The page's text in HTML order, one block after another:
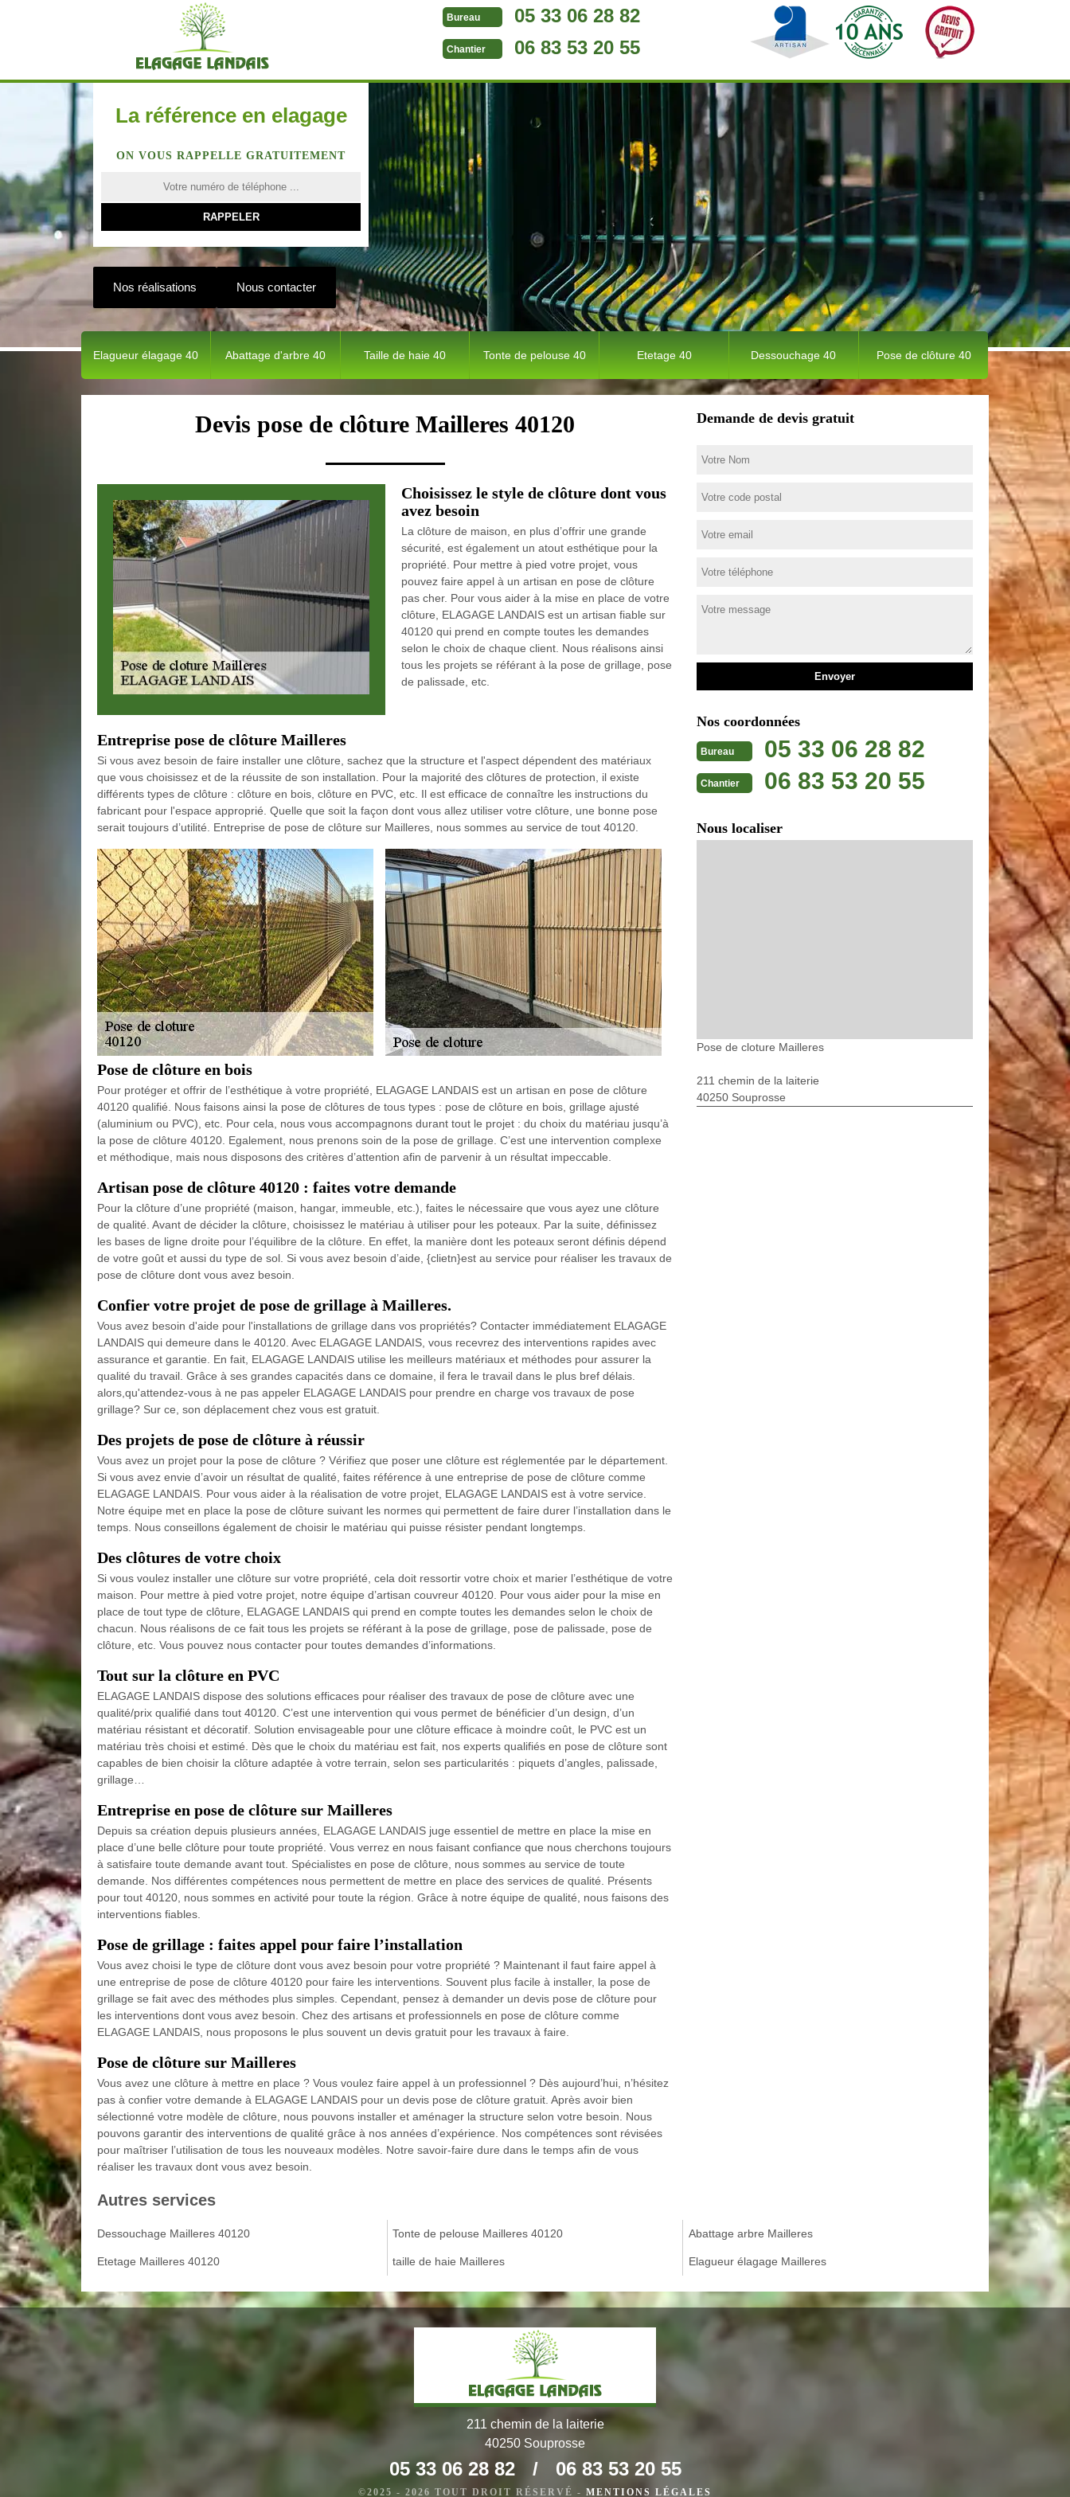
Bureau 05 33 06 28 82
Chantier 06 83 53 20 55
La référence en elagage
ON VOUS RAPPELLE GRATUITEMENT
Nos réalisations Nous contacter
Elagueur élagage 40 Abattage d'arbre 40 Taille de haie 40 Tonte de pelouse 40 Etetage 40 Dessouchage 40 Pose de clôture 40
Devis pose de clôture Mailleres 40120
Choisissez le style de clôture dont vous
avez besoin
La clôture de maison, en plus d’offrir une grande
sécurité, est également un atout esthétique pour la
propriété. Pour mettre à pied votre projet, vous
pouvez faire appel à un artisan en pose de clôture
pas cher. Pour vous aider à la mise en place de votre
clôture, ELAGAGE LANDAIS est un artisan fiable sur
40120 qui prend en compte toutes les demandes
selon le choix de chaque client. Nous réalisons ainsi
tous les projets se référant à la pose de grillage, pose
de palissade, etc.
Entreprise pose de clôture Mailleres
Si vous avez besoin de faire installer une clôture, sachez que la structure et l'aspect dépendent des matériaux
que vous choisissez et de la réussite de son installation. Pour la majorité des clôtures de protection, il existe
différents types de clôture : clôture en bois, clôture en PVC, etc. Il est efficace de connaître les instructions du
fabricant pour l'espace approprié. Quelle que soit la façon dont vous allez utiliser votre clôture, une bonne pose
serait toujours d’utilité. Entreprise de pose de clôture sur Mailleres, nous sommes au service de tout 40120.
Pose de clôture en bois
Pour protéger et offrir de l’esthétique à votre propriété, ELAGAGE LANDAIS est un artisan en pose de clôture
40120 qualifié. Nous faisons ainsi la pose de clôtures de tous types : pose de clôture en bois, grillage ajusté
(aluminium ou PVC), etc. Pour cela, nous vous accompagnons durant tout le projet : du choix du matériau jusqu’à
la pose de clôture 40120. Egalement, nous prenons soin de la pose de grillage. C’est une intervention complexe
et méthodique, mais nous disposons des critères d’attention afin de parvenir à un résultat impeccable.
Artisan pose de clôture 40120 : faites votre demande
Pour la clôture d’une propriété (maison, hangar, immeuble, etc.), faites le nécessaire que vous ayez une clôture
de qualité. Avant de décider la clôture, choisissez le matériau à utiliser pour les poteaux. Par la suite, définissez
les bases de ligne droite pour l’équilibre de la clôture. En effet, la manière dont les poteaux seront définis dépend
de votre goût et aussi du type de sol. Si vous avez besoin d’aide, {clietn}est au service pour réaliser les travaux de
pose de clôture dont vous avez besoin.
Confier votre projet de pose de grillage à Mailleres.
Vous avez besoin d'aide pour l'installations de grillage dans vos propriétés? Contacter immédiatement ELAGAGE
LANDAIS qui demeure dans le 40120. Avec ELAGAGE LANDAIS, vous recevrez des interventions rapides avec
assurance et garantie. En fait, ELAGAGE LANDAIS utilise les meilleurs matériaux et méthodes pour assurer la
qualité du travail. Grâce à ses grandes capacités dans ce domaine, il fera le travail dans le plus bref délais.
alors,qu'attendez-vous à ne pas appeler ELAGAGE LANDAIS pour prendre en charge vos travaux de pose
grillage? Sur ce, son déplacement chez vous est gratuit.
Des projets de pose de clôture à réussir
Vous avez un projet pour la pose de clôture ? Vérifiez que poser une clôture est réglementée par le département.
Si vous avez envie d’avoir un résultat de qualité, faites référence à une entreprise de pose de clôture comme
ELAGAGE LANDAIS. Pour vous aider à la réalisation de votre projet, ELAGAGE LANDAIS est à votre service.
Notre équipe met en place la pose de clôture suivant les normes qui permettent de faire durer l’installation dans le
temps. Nous conseillons également de choisir le matériau qui puisse résister pendant longtemps.
Des clôtures de votre choix
Si vous voulez installer une clôture sur votre propriété, cela doit ressortir votre choix et marier l’esthétique de votre
maison. Pour mettre à pied votre projet, notre équipe d’artisan couvreur 40120. Pour vous aider pour la mise en
place de tout type de clôture, ELAGAGE LANDAIS qui prend en compte toutes les demandes selon le choix de
chacun. Nous réalisons de ce fait tous les projets se référant à la pose de grillage, pose de palissade, pose de
clôture, etc. Vous pouvez nous contacter pour toutes demandes d’informations.
Tout sur la clôture en PVC
ELAGAGE LANDAIS dispose des solutions efficaces pour réaliser des travaux de pose de clôture avec une
qualité/prix qualifié dans tout 40120. C’est une intervention qui vous permet de bénéficier d’un design, d’un
matériau résistant et décoratif. Solution envisageable pour une clôture efficace à moindre coût, le PVC est un
matériau très choisi et estimé. Dès que le choix du matériau est fait, nos experts qualifiés en pose de clôture sont
capables de bien choisir la clôture adaptée à votre terrain, selon ses particularités : piquets d’angles, palissade,
grillage…
Entreprise en pose de clôture sur Mailleres
Depuis sa création depuis plusieurs années, ELAGAGE LANDAIS juge essentiel de mettre en place la mise en
place d’une belle clôture pour toute propriété. Vous verrez en nous faisant confiance que nous cherchons toujours
à satisfaire toute demande avant tout. Spécialistes en pose de clôture, nous sommes au service de toute
demande. Nos différentes compétences nous permettent de mettre en place des services de qualité. Présents
pour tout 40120, nous sommes en activité pour toute la région. Grâce à notre équipe de qualité, nous faisons des
interventions fiables.
Pose de grillage : faites appel pour faire l’installation
Vous avez choisi le type de clôture dont vous avez besoin pour votre propriété ? Maintenant il faut faire appel à
une entreprise de pose de clôture 40120 pour faire les interventions. Souvent plus facile à installer, la pose de
grillage se fait avec des méthodes plus simples. Cependant, pensez à demander un devis pose de clôture pour
les interventions dont vous avez besoin. Chez des artisans et professionnels en pose de clôture comme
ELAGAGE LANDAIS, nous proposons le plus souvent un devis gratuit pour les travaux à faire.
Pose de clôture sur Mailleres
Vous avez une clôture à mettre en place ? Vous voulez faire appel à un professionnel ? Dès aujourd’hui, n’hésitez
pas à confier votre demande à ELAGAGE LANDAIS pour un devis pose de clôture gratuit. Après avoir bien
sélectionné votre modèle de clôture, nous pouvons installer et aménager la structure selon votre besoin. Nous
pouvons garantir des interventions de qualité grâce à nos années d’expérience. Nos compétences sont révisées
pour maîtriser l’utilisation de tous les nouveaux modèles. Notre savoir-faire dure dans le temps afin de vous
réaliser les travaux dont vous avez besoin.
Demande de devis gratuit
Nos coordonnées
Bureau 05 33 06 28 82
Chantier 06 83 53 20 55
Nous localiser
Pose de cloture Mailleres
211 chemin de la laiterie
40250 Souprosse
Autres services
Dessouchage Mailleres 40120
Etetage Mailleres 40120
Tonte de pelouse Mailleres 40120
taille de haie Mailleres
Abattage arbre Mailleres
Elagueur élagage Mailleres
211 chemin de la laiterie
40250 Souprosse
05 33 06 28 82 / 06 83 53 20 55
©2025 - 2026 TOUT DROIT RÉSERVÉ - MENTIONS LÉGALES